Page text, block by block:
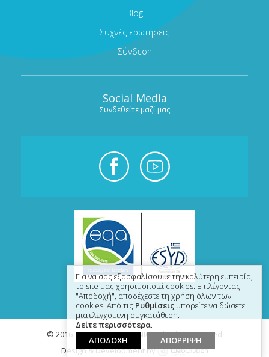
Blog
Συχνές ερωτήσεις
Σύνδεση
Social Media
Συνδεθείτε μαζί μας
© 2016 - 2026 EYE DAY CLINIC - All rights reserved
Design & Development by
Για να σας εξασφαλίσουμε την καλύτερη εμπειρία,
το site μας χρησιμοποιεί cookies. Επιλέγοντας
"Αποδοχή", αποδέχεστε τη χρήση όλων των
cookies. Από τις Ρυθμίσεις μπορείτε να δώσετε
μια ελεγχόμενη συγκατάθεση.
Δείτε περισσότερα.
ΑΠΟΔΟΧΗ
ΑΠΟΡΡΙΨΗ